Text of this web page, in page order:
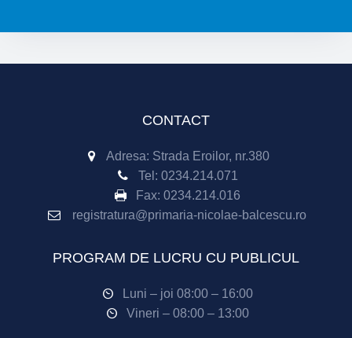
CONTACT
Adresa: Strada Eroilor, nr.380
Tel: 0234.214.071
Fax: 0234.214.016
registratura@primaria-nicolae-balcescu.ro
PROGRAM DE LUCRU CU PUBLICUL
Luni – joi 08:00 – 16:00
Vineri – 08:00 – 13:00